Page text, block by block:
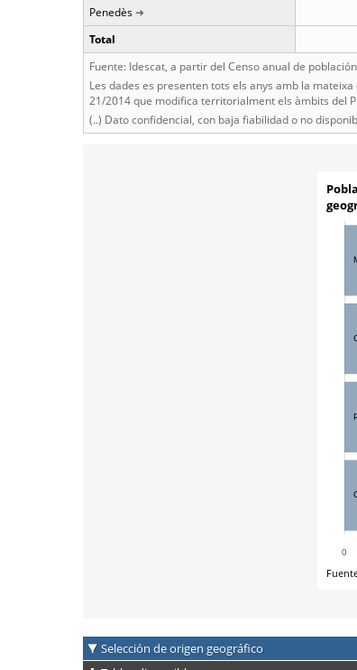
Penedès
Total
Fuente: Idescat, a partir del Censo anual de
Les dades es presenten tots els anys amb la
21/2014 que modifica territorialment els àmbits del
(..) Dato confidencial, con baja fiabilidad o no
Selección de origen geográfico